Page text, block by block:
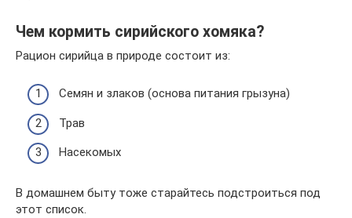
Чем кормить сирийского хомяка?
Рацион сирийца в природе состоит из:
Семян и злаков (основа питания грызуна)
Трав
Насекомых
В домашнем быту тоже старайтесь подстроиться под
этот список.